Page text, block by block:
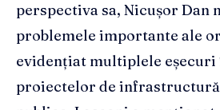
perspectiva sa, Nicușor Dan
problemele importante ale
evidențiat multiplele eșecuri
proiectelor de